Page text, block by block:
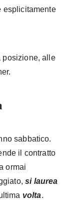
esplicitamente
posizione, alle
sabbatico.
il contratto
ormai
si laurea
volta.